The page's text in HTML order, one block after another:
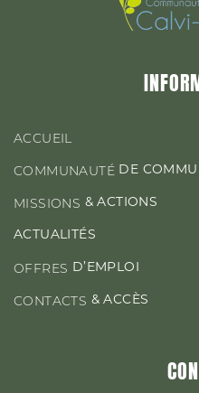
OFFRES
ACCUEIL
COMMUNAUTÉ DE
MISSIONS & ACTIONS
ACTUALITÉS
OFFRES D’EMPLOI
CONTACTS & ACCÈS